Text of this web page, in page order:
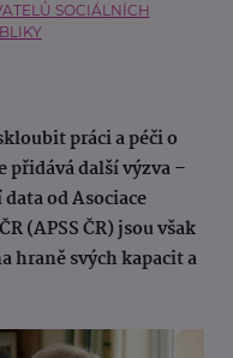
SOCIÁLNÍCH
práci a péči o
přidává další výzva –
od Asociace
(APSS ČR) jsou však
hraně svých kapacit a